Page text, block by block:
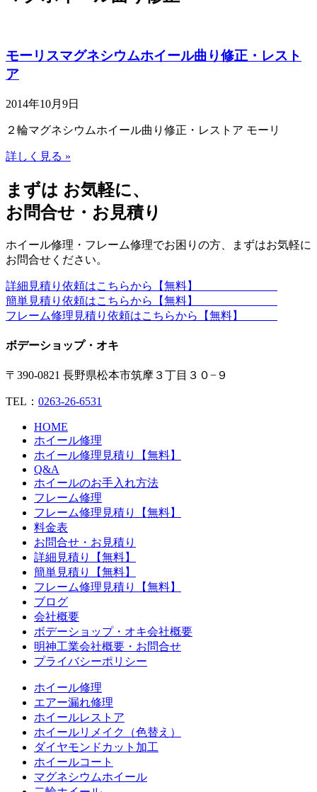
モーリスマグネシウムホイール曲り修正・レスト
ア
2014年10月9日
２輪マグネシウムホイール曲り修正・レストア モーリ
詳しく見る »
まずは お気軽に、
お問合せ・お見積り
ホイール修理・フレーム修理でお困りの方、まずはお気軽に
お問合せください。
詳細見積り依頼はこちらから【無料】
簡単見積り依頼はこちらから【無料】
フレーム修理見積り依頼はこちらから【無料】
ボデーショップ・オキ
〒390-0821 長野県松本市筑摩３丁目３０−９
TEL： 0263-26-6531
HOME
ホイール修理
ホイール修理見積り【無料】
Q&A
ホイールのお手入れ方法
フレーム修理
フレーム修理見積り【無料】
料金表
お問合せ・お見積り
詳細見積り【無料】
簡単見積り【無料】
フレーム修理見積り【無料】
ブログ
会社概要
ボデーショップ・オキ会社概要
明神工業会社概要・お問合せ
プライバシーポリシー
ホイール修理
エアー漏れ修理
ホイールレストア
ホイールリメイク（色替え）
ダイヤモンドカット加工
ホイールコート
マグネシウムホイール